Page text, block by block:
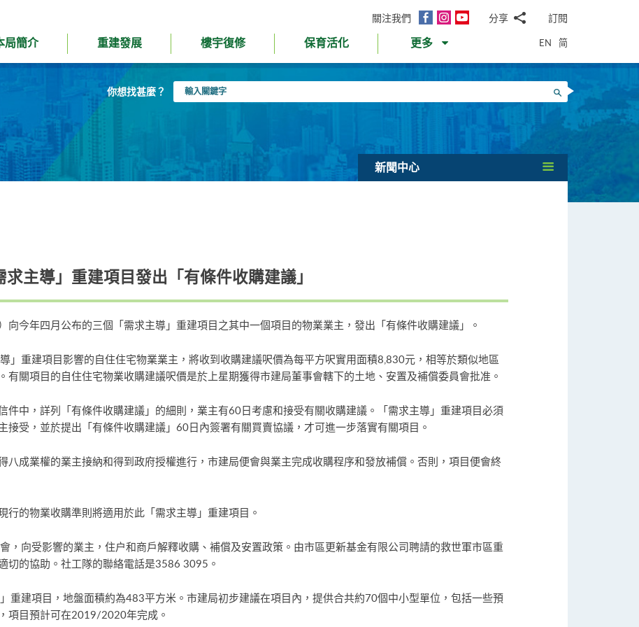
關注我們
面
InstagramYouTube分享
郵WhatsApp
微
信
面
書Twitter
LinkedIn
微
訂閱
局簡介 重建發展 樓宇復修 保育活化 更多 EN 简
你想找甚麼？
入
搜尋
新聞中心
主導」重建項目發出「有條件收購建議」
向今年四月公布的三個「需求主導」重建項目之其中一個項目的物業業主，發出「有條件收購建議」。
」重建項目影響的自住住宅物業業主，將收到收購建議呎價為每平方呎實用面積8,830元，相等於類似地區
有關項目的自住住宅物業收購建議呎價是於上星期獲得市建局董事會轄下的土地、安置及補償委員會批准。
件中，詳列「有條件收購建議」的細則，業主有60日考慮和接受有關收購建議。「需求主導」重建項目必須
接受，並於提出「有條件收購建議」60日內簽署有關買賣協議，才可進一步落實有關項目。
八成業權的業主接納和得到政府授權進行，市建局便會與業主完成收購程序和發放補償。否則，項目便會終
行的物業收購準則將適用於此「需求主導」重建項目。
，向受影響的業主，住户和商戶解釋收購、補償及安置政策。由市區更新基金有限公司聘請的救世軍市區重
切的協助。社工隊的聯絡電話是3586 3095。
重建項目，地盤面積約為483平方米。市建局初步建議在項目內，提供合共約70個中小型單位，包括一些預
項目預計可在2019/2020年完成。